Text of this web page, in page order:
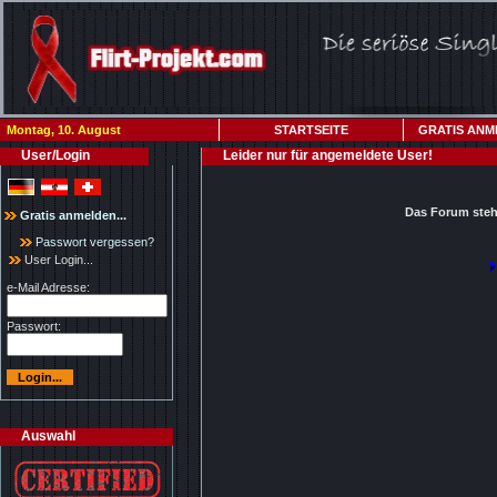
Montag, 10. August STARTSEITE GRATIS
User/Login
Gratis anmelden...
Passwort vergessen?
User Login...
e-Mail Adresse:
Passwort:
Auswahl
Leider nur für angemeldete User!
Das Forum